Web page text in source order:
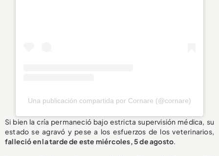
Una publicación compartida por Cornare (@cornare)
Si bien la cría permaneció bajo estricta supervisión médica, su
estado se agravó y pese a los esfuerzos de los veterinarios,
falleció en la tarde de este miércoles, 5 de agosto.